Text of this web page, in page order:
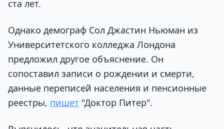
ста лет.
Однако демограф Сол Джастин Ньюман из
Университетского колледжа Лондона
предложил другое объяснение. Он
сопоставил записи о рождении и смерти,
данные переписей населения и пенсионные
реестры, пишет "Доктор Питер".